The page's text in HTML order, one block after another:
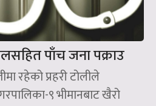
पाँच जना पक्राउ
रहेको प्रहरी टोलीले
९ भीमानबाट खैरो